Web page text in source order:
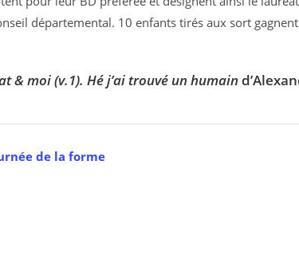
départemental. 10 enfants tirés aux sort
& moi (v.1). Hé j’ai trouvé un humain
de la forme